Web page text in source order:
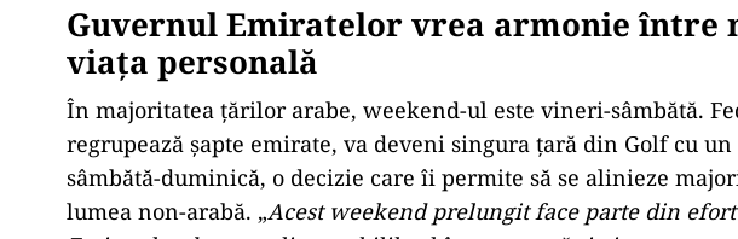
Guvernul Emiratelor vrea armonie între
viața personală
În majoritatea ţărilor arabe, weekend-ul este vineri-sâmbătă.
regrupează şapte emirate, va deveni singura ţară din Golf cu
sâmbătă-duminică, o decizie care îi permite să se alinieze
lumea non-arabă. „Acest weekend prelungit face parte din